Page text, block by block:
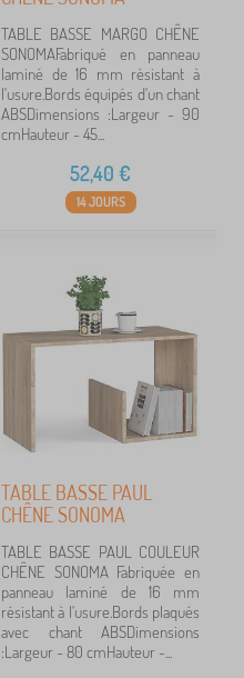
TABLE BASSE MARGO CHÊNE
SONOMAFabriqué en panneau
laminé de 16 mm résistant à
l'usure.Bords équipés d'un chant
ABSDimensions :Largeur - 90
cmHauteur - 45...
52,40 €
14 JOURS
TABLE BASSE PAUL
CHÊNE SONOMA
TABLE BASSE PAUL COULEUR
CHÊNE SONOMA Fabriquée en
panneau laminé de 16 mm
résistant à l'usure.Bords plaqués
avec chant ABSDimensions
:Largeur - 80 cmHauteur -...